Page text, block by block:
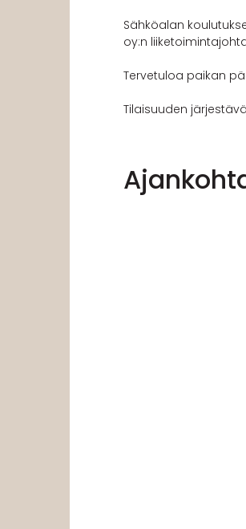
Sähköalan
oy:n
Tervetuloa paikan
Tilaisuuden